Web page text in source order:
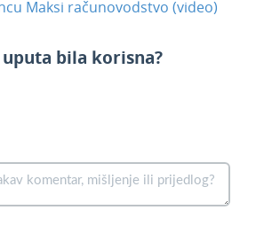
Maksi računovodstvo (video)
bila korisna?